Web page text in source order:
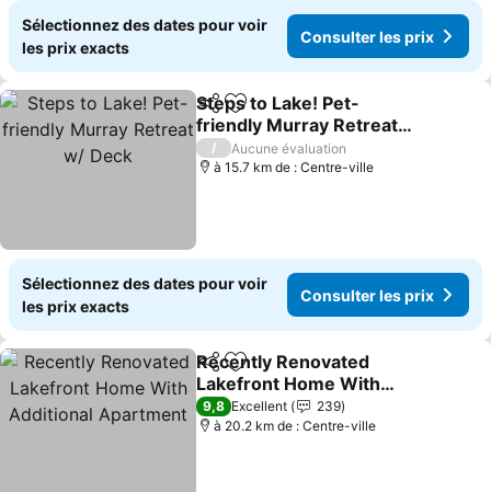
Sélectionnez des dates pour voir
les prix exacts
Consulter les prix
PartagerAjouter à mes favoris
Steps to Lake! Pet-
friendly Murray Retreat
w/ Deck
Consulter les prix
/
Aucune évaluation
à 15.7 km de : Centre-ville
Sélectionnez des dates pour voir
les prix exacts
Consulter les prix
PartagerAjouter à mes favoris
Recently Renovated
Lakefront Home With
Additional Apartment
Consulter les prix
9,8 Excellent
239
à 20.2 km de : Centre-ville